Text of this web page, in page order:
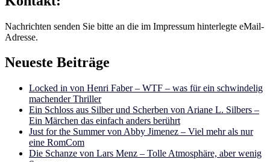
Nachrichten senden Sie bitte an die im Impressum hinterlegte eMail-
Adresse.
Neueste Beiträge
Locked in von Henri Faber – WTF – was für ein schwindelig
machender Thriller
Ein Schloss aus Silber und Scherben von Ariane L. Silbers –
Ein Märchen das einfach anders berührt
Just for the Summer von Abby Jimenez – Viel mehr als nur
eine RomCom
Die Schanze von Lars Menz – Tolle Atmosphäre, aber wenig